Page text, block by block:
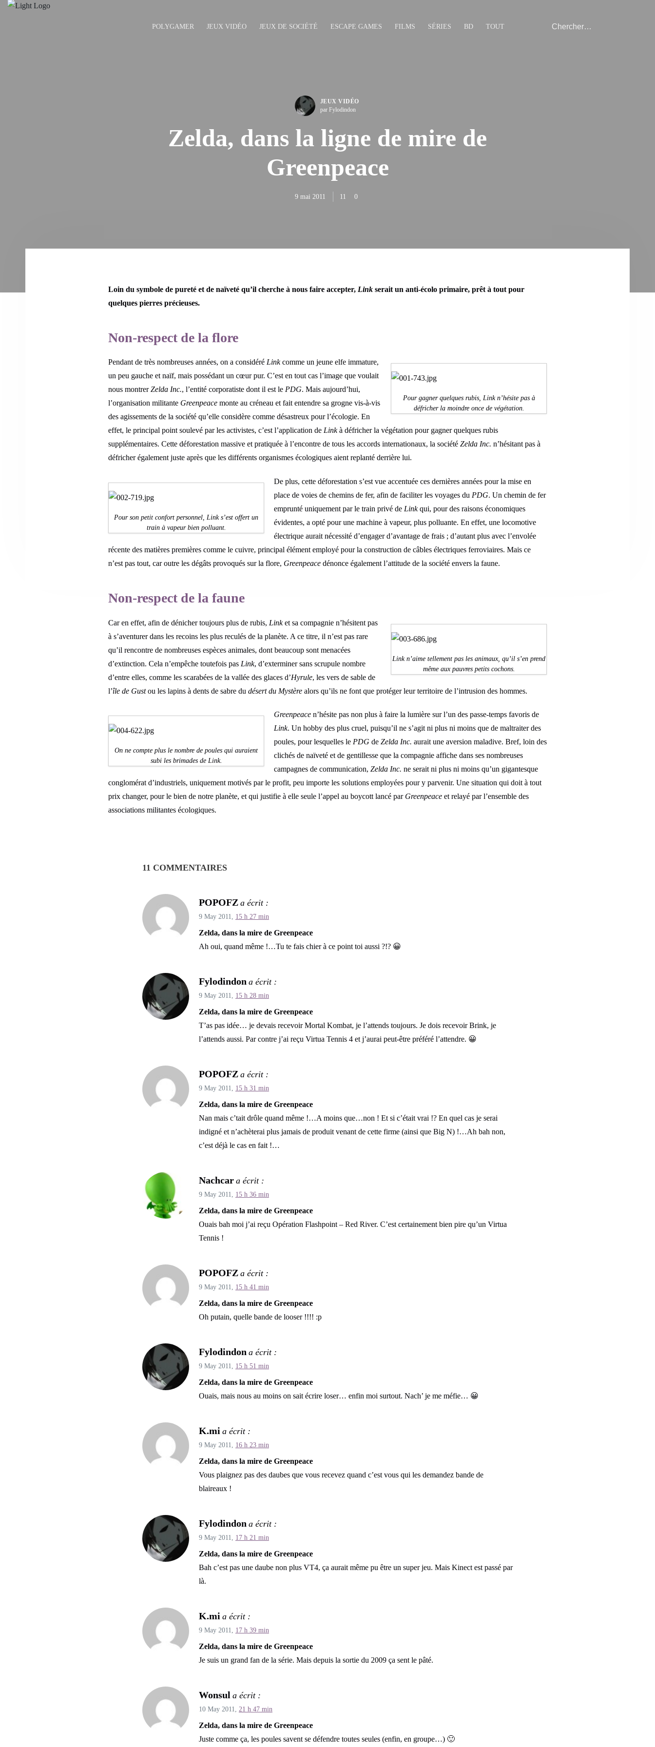
POLYGAMER JEUX VIDÉO JEUX DE SOCIÉTÉ ESCAPE GAMES FILMS SÉRIES BD TOUT
JEUX VIDÉO
par Fylodindon
Zelda, dans la ligne de mire de
Greenpeace
9 mai 2011 11 0
Loin du symbole de pureté et de naïveté qu’il cherche à nous faire accepter, Link serait un anti-écolo primaire, prêt à tout pour
quelques pierres précieuses.
Non-respect de la flore
Pour gagner quelques rubis, Link n’hésite pas à
défricher la moindre once de végétation.
Pendant de très nombreuses années, on a considéré Linkcomme un jeune elfe immature,
un peu gauche et naïf, mais possédant un cœur pur. C’est en tout cas l’image que voulait
nous montrerZelda Inc., l’entité corporatiste dont il est le PDG. Mais aujourd’hui,
l’organisation militante Greenpeace monte au créneau et fait entendre sa grogne vis-à-vis
des agissements de la société qu’elle considère comme désastreux pour l’écologie. En
effet, le principal point soulevé par les activistes, c’est l’application de Linkà défricher la végétation pour gagner quelques rubis
supplémentaires. Cette déforestation massive et pratiquée à l’encontre de tous les accords internationaux, la société Zelda Inc. n’hésitant pas à
défricher également juste après que les différents organismes écologiques aient replanté derrière lui.
Pour son petit confort personnel, Link s’est offert un
train à vapeur bien polluant.
De plus, cette déforestation s’est vue accentuée ces dernières années pour la mise en
place de voies de chemins de fer, afin de faciliter les voyages du PDG. Un chemin de fer
emprunté uniquement par le train privé de Linkqui, pour des raisons économiques
évidentes, a opté pour une machine à vapeur, plus polluante. En effet, une locomotive
électrique aurait nécessité d’engager d’avantage de frais ; d’autant plus avec l’envolée
récente des matières premières comme le cuivre, principal élément employé pour la construction de câbles électriques ferroviaires. Mais ce
n’est pas tout, car outre les dégâts provoqués sur la flore, Greenpeace dénonce également l’attitude de la société envers la faune.
Non-respect de la faune
Link n’aime tellement pas les animaux, qu’il s’en prend
même aux pauvres petits cochons.
Car en effet, afin de dénicher toujours plus de rubis, Linket sa compagnie n’hésitent pas
à s’aventurer dans les recoins les plus reculés de la planète. A ce titre, il n’est pas rare
qu’il rencontre de nombreuses espèces animales, dont beaucoup sont menacées
d’extinction. Cela n’empêche toutefois pas Link, d’exterminer sans scrupule nombre
d’entre elles, comme les scarabées de la vallée des glaces d’Hyrule, les vers de sable de
l’île de Gustou les lapins à dents de sabre du désert du Mystère alors qu’ils ne font que protéger leur territoire de l’intrusion des hommes.
On ne compte plus le nombre de poules qui auraient
subi les brimades de Link.
Greenpeace n’hésite pas non plus à faire la lumière sur l’un des passe-temps favoris de
Link. Un hobby des plus cruel, puisqu’il ne s’agit ni plus ni moins que de maltraiter des
poules, pour lesquelles le PDG de Zelda Inc. aurait une aversion maladive. Bref, loin des
clichés de naïveté et de gentillesse que la compagnie affiche dans ses nombreuses
campagnes de communication, Zelda Inc. ne serait ni plus ni moins qu’un gigantesque
conglomérat d’industriels, uniquement motivés par le profit, peu importe les solutions employées pour y parvenir. Une situation qui doit à tout
prix changer, pour le bien de notre planète, et qui justifie à elle seule l’appel au boycott lancé par Greenpeace et relayé par l’ensemble des
associations militantes écologiques.
11 COMMENTAIRES
POPOFZ a écrit :
9 May 2011, 15 h 27 min
Zelda, dans la mire de Greenpeace
Ah oui, quand même !…Tu te fais chier à ce point toi aussi ?!? 😀
Fylodindon a écrit :
9 May 2011, 15 h 28 min
Zelda, dans la mire de Greenpeace
T’as pas idée… je devais recevoir Mortal Kombat, je l’attends toujours. Je dois recevoir Brink, je
l’attends aussi. Par contre j’ai reçu Virtua Tennis 4 et j’aurai peut-être préféré l’attendre. 😀
POPOFZ a écrit :
9 May 2011, 15 h 31 min
Zelda, dans la mire de Greenpeace
Nan mais c’tait drôle quand même !…A moins que…non ! Et si c’était vrai !? En quel cas je serai
indigné et n’achèterai plus jamais de produit venant de cette firme (ainsi que Big N) !…Ah bah non,
c’est déjà le cas en fait !…
Nachcar a écrit :
9 May 2011, 15 h 36 min
Zelda, dans la mire de Greenpeace
Ouais bah moi j’ai reçu Opération Flashpoint – Red River. C’est certainement bien pire qu’un Virtua
Tennis !
POPOFZ a écrit :
9 May 2011, 15 h 41 min
Zelda, dans la mire de Greenpeace
Oh putain, quelle bande de looser !!!! :p
Fylodindon a écrit :
9 May 2011, 15 h 51 min
Zelda, dans la mire de Greenpeace
Ouais, mais nous au moins on sait écrire loser… enfin moi surtout. Nach’ je me méfie… 😀
K.mi a écrit :
9 May 2011, 16 h 23 min
Zelda, dans la mire de Greenpeace
Vous plaignez pas des daubes que vous recevez quand c’est vous qui les demandez bande de
blaireaux !
Fylodindon a écrit :
9 May 2011, 17 h 21 min
Zelda, dans la mire de Greenpeace
Bah c’est pas une daube non plus VT4, ça aurait même pu être un super jeu. Mais Kinect est passé par
là.
K.mi a écrit :
9 May 2011, 17 h 39 min
Zelda, dans la mire de Greenpeace
Je suis un grand fan de la série. Mais depuis la sortie du 2009 ça sent le pâté.
Wonsul a écrit :
10 May 2011, 21 h 47 min
Zelda, dans la mire de Greenpeace
Juste comme ça, les poules savent se défendre toutes seules (enfin, en groupe…) 🙂